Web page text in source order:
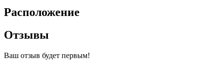
Расположение
Отзывы
Ваш отзыв будет первым!